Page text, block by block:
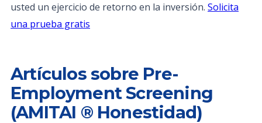
usted un ejercicio de retorno en la inversión. Solicita
una prueba gratis
Artículos sobre Pre-
Employment Screening
(AMITAI ® Honestidad)